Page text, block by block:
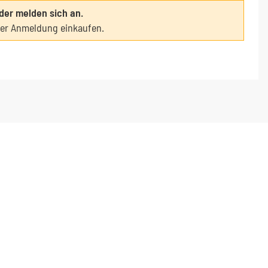
melden sich an.
Anmeldung einkaufen.